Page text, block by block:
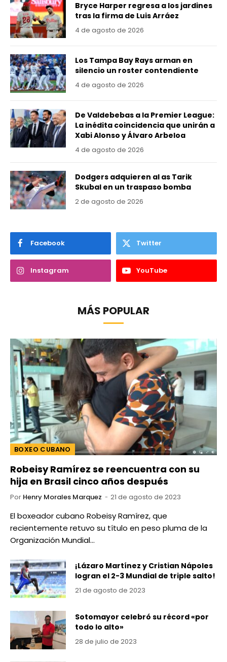
Bryce Harper regresa a los jardines
tras la firma de Luis Arráez
4 de agosto de 2026
Los Tampa Bay Rays arman en
silencio un roster contendiente
4 de agosto de 2026
De Valdebebas a la Premier League:
La inédita coincidencia que unirán a
Xabi Alonso y Álvaro Arbeloa
4 de agosto de 2026
Dodgers adquieren al as Tarik
Skubal en un traspaso bomba
2 de agosto de 2026
Facebook Twitter
Instagram YouTube
MÁS POPULAR
BOXEO CUBANO
Robeisy Ramírez se reencuentra con su
hija en Brasil cinco años después
Por Henry Morales Marquez 21 de agosto de 2023
El boxeador cubano Robeisy Ramírez, que
recientemente retuvo su título en peso pluma de la
Organización Mundial…
¡Lázaro Martínez y Cristian Nápoles
logran el 2-3 Mundial de triple salto!
21 de agosto de 2023
Sotomayor celebró su récord «por
todo lo alto»
28 de julio de 2023